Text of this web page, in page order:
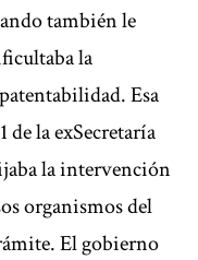
también le
la
Esa
de la exSecretaría
la intervención
organismos del
El gobierno